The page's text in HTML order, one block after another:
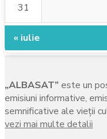
31
« iulie
„ALBASAT” este un
emisiuni informative,
semnificative ale vieţii
vezi mai multe detalii